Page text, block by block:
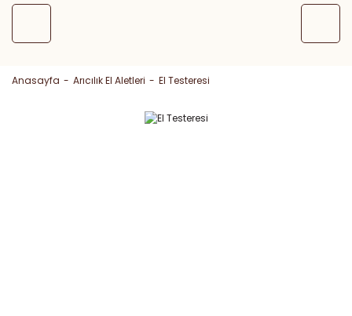
Anasayfa Arıcılık El Aletleri El Testeresi